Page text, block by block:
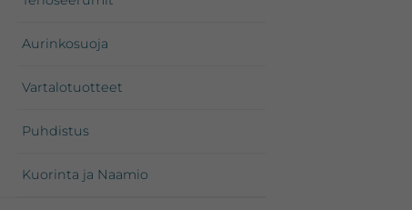
Aurinkosuoja
Vartalotuotteet
Puhdistus
Kuorinta ja Naamio